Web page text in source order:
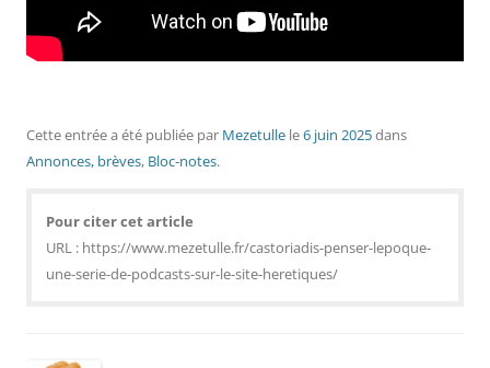
Cette entrée a été publiée par Mezetulle le6 juin 2025dans
Annonces, brèves, Bloc-notes.
Pour citer cet article
URL : https://www.mezetulle.fr/castoriadis-penser-lepoque-
une-serie-de-podcasts-sur-le-site-heretiques/